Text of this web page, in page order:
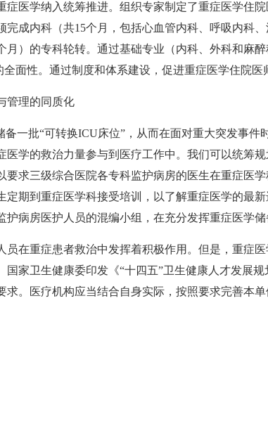
医学纳入统筹推进。组织专家制定了重症医学住
成内科（共15个月，包括心血管内科、呼吸内科
）的专科轮转。通过基础专业（内科、外科和麻
面性。通过制度和体系建设，促进重症医学住院医
管理的同质化
备一批“可转换ICU床位”，从而在面对重大突发事
学的救治力量参与到医疗工作中。我们可以统筹
求三级综合医院各专科监护病房的医生在重症医
期到重症医学科接受培训，以了解重症医学的最
病房医护人员的混编小组，在充分发挥重症医学
在重症患者救治中发挥着积极作用。但是，重症
家卫生健康委印发《“十四五”卫生健康人才发展
。医疗机构应当结合自身实际，按照要求完善本